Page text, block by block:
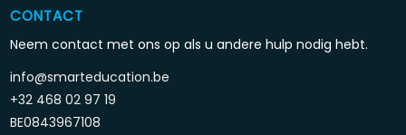
CONTACT
Neem contact met ons op als u andere hulp nodig hebt.
info@smarteducation.be
+32 468 02 97 19
BE0843967108